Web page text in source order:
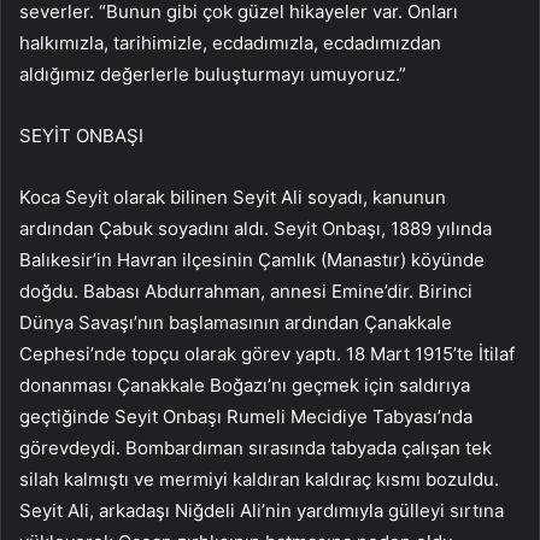
severler. “Bunun gibi çok güzel hikayeler var. Onları
halkımızla, tarihimizle, ecdadımızla, ecdadımızdan
aldığımız değerlerle buluşturmayı umuyoruz.”
SEYİT ONBAŞI
Koca Seyit olarak bilinen Seyit Ali soyadı, kanunun
ardından Çabuk soyadını aldı. Seyit Onbaşı, 1889 yılında
Balıkesir’in Havran ilçesinin Çamlık (Manastır) köyünde
doğdu. Babası Abdurrahman, annesi Emine’dir. Birinci
Dünya Savaşı’nın başlamasının ardından Çanakkale
Cephesi’nde topçu olarak görev yaptı. 18 Mart 1915’te İtilaf
donanması Çanakkale Boğazı’nı geçmek için saldırıya
geçtiğinde Seyit Onbaşı Rumeli Mecidiye Tabyası’nda
görevdeydi. Bombardıman sırasında tabyada çalışan tek
silah kalmıştı ve mermiyi kaldıran kaldıraç kısmı bozuldu.
Seyit Ali, arkadaşı Niğdeli Ali’nin yardımıyla gülleyi sırtına